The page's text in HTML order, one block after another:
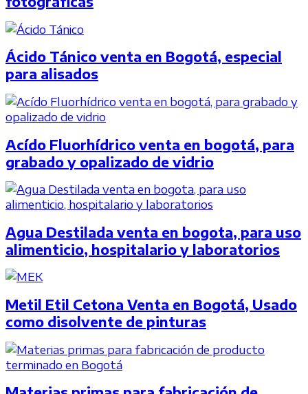
Ácido Tánico venta en Bogotá, especial
para alisados
Acído Fluorhídrico venta en bogotá, para
grabado y opalizado de vidrio
Agua Destilada venta en bogota, para uso
alimenticio, hospitalario y laboratorios
Metil Etil Cetona Venta en Bogotá, Usado
como disolvente de pinturas